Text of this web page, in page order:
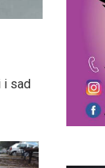
i sad